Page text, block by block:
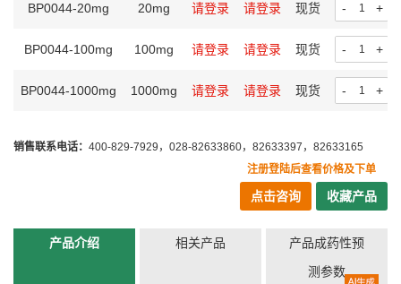
BP0044-20mg 20mg 请登录 请登录 现货 - +
BP0044-100mg 100mg 请登录 请登录 现货 - +
BP0044-1000mg 1000mg 请登录 请登录 现货 - +
销售联系电话： 400-829-7929，028-82633860，82633397，82633165
注册登陆后查看价格及下单
点击咨询 收藏产品
产品介绍 相关产品
产品成药性预
测参数